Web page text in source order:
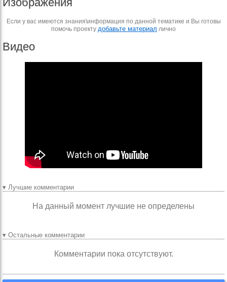
Если у вас имеются знания\информация по данной тематике и Вы готовы
помочь проекту добавьте материал лично
Видео
▾ Лучшие комментарии
На данный момент лучшие не определены
▾ Остальные комментарии
Комментарии пока отсутствуют.